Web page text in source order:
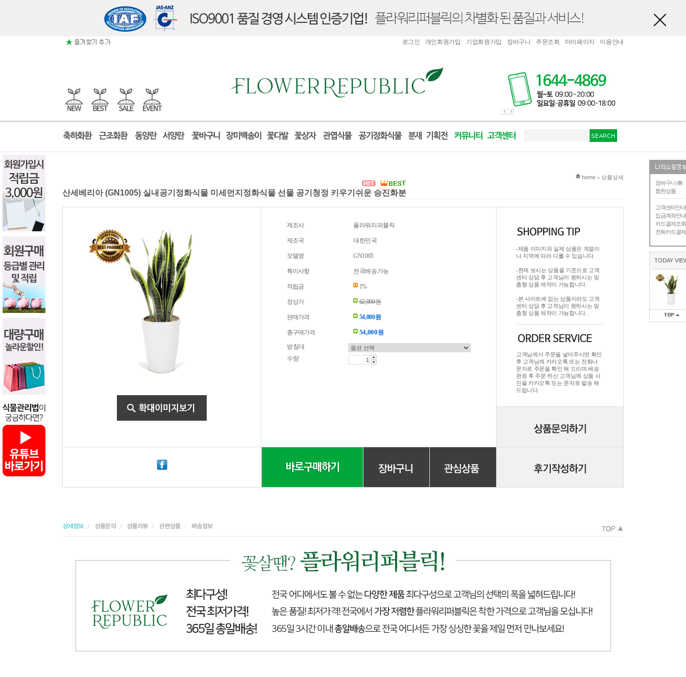
장바구니 (0)
찜한상품
고객센터안내
입금계좌안내
카드결제조회
전화카드결제
TODAY
로그인 개인회원가입 기업회원가입 장바구니 주문조회 마이페이지 이용안내
현재 위치
home > 상품상세
산세베리아 (GN1005) 실내공기정화식물 미세먼지정화식물 선물 공기청정 키우기쉬운 승진화분
제조사 플라워리퍼블릭
제조국 대한민국
모델명 GN1005
특이사항 전국배송가능
적립금 1%
정상가 62,000원
판매가격 54,000원
총구매가격 54,000원
받침대
수량
-제품 이미지와 실제 상품은 계절이
나 지역에 따라 다를 수 있습니다.
-현재 보시는 상품을 기준으로 고객
센터 상담 후 고객님이 원하시는 맞
춤형 상품 제작이 가능합니다.
-본 사이트에 없는 상품이라도 고객
센터 상담 후 고객님이 원하시는 맞
춤형 상품 제작이 가능합니다.
고객님께서 주문을 넣어주시면 확인
후 고객님께 카카오톡 또는 전화나
문자로 주문을 확인 해 드리며.배송
완료 후 주문 하신 고객님께 상품 사
진을 카카오톡 또는 문자로 발송 해
드립니다.